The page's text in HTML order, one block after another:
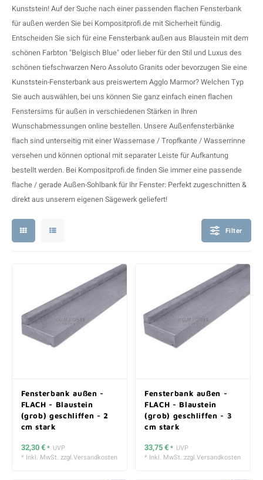
Kunststein! Auf der Suche nach einer passenden flachen Fensterbank
für außen werden Sie bei Kompositprofi.de mit Sicherheit fündig.
Entscheiden Sie sich für eine Fensterbank außen aus Blaustein mit dem
schönen Farbton "Belgisch Blue" oder lieber für den Stil und Luxus des
schönen tiefschwarzen Nero Assoluto Granits oder bevorzugen Sie eine
Kunststein-Fensterbank aus preiswertem Agglo Marmor? Welchen Typ
Sie auch auswählen, bei uns können Sie ganz einfach einen flachen
Fenstersims für außen in verschiedenen Stärken in Ihren
Wunschabmessungen online bestellen. Unsere Außenfensterbänke
flach sind unterseitig mit einer Wassernase / Tropfkante / Wasserrinne
versehen und können optional mit separater Leiste für Aufkantung
bestellt werden. Bei Kompositprofi.de finden Sie immer eine passende
flache / gerade Außen-Sohlbank für Ihr Fenster: Perfekt zugeschnitten &
direkt aus unserem eigenen Sägewerk geliefert!
Filter
Fensterbank außen -
FLACH - Blaustein
(grob) geschliffen - 2
cm stark
32,30 €* UVP
* Inkl. MwSt. zzgl.Versandkosten
Fensterbank außen -
FLACH - Blaustein
(grob) geschliffen - 3
cm stark
33,75 €* UVP
* Inkl. MwSt. zzgl.Versandkosten